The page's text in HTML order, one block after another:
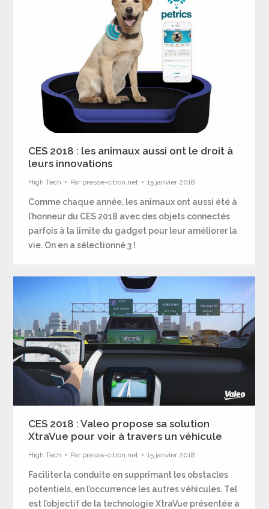
CES 2018 : les animaux aussi ont le droit à
leurs innovations
High Tech Par presse-citron.net 15 janvier 2018
Comme chaque année, les animaux ont aussi été à
l’honneur du CES 2018 avec des objets connectés
parfois à la limite du gadget pour leur améliorer la
vie. On en a sélectionné 3 !
CES 2018 : Valeo propose sa solution
XtraVue pour voir à travers un véhicule
High Tech Par presse-citron.net 15 janvier 2018
Faciliter la conduite en supprimant les obstacles
potentiels, en l’occurrence les autres véhicules. Tel
est l’objectif de la technologie XtraVue présentée à